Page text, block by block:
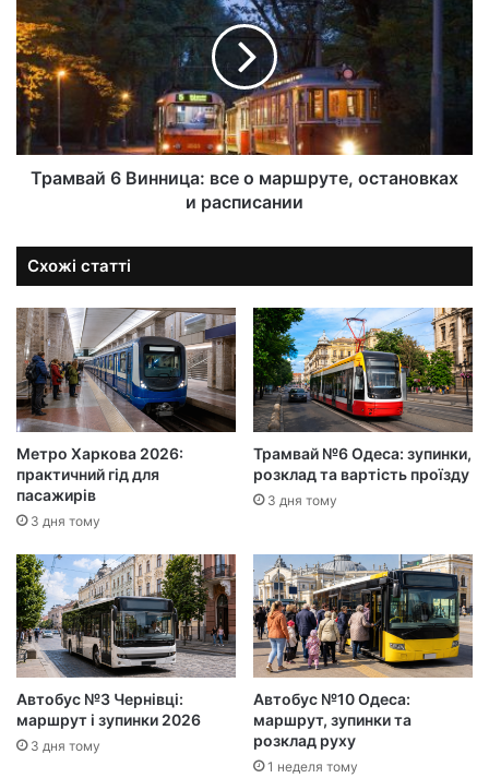
Трамвай 6 Винница: все о маршруте, остановках
и расписании
Схожі статті
Метро Харкова 2026:
практичний гід для
пасажирів
3 дня тому
Трамвай №6 Одеса: зупинки,
розклад та вартість проїзду
3 дня тому
Автобус №3 Чернівці:
маршрут і зупинки 2026
3 дня тому
Автобус №10 Одеса:
маршрут, зупинки та
розклад руху
1 неделя тому